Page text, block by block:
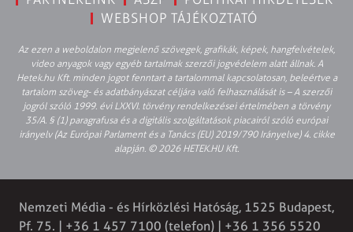
WEBSHOP TÁJÉKOZTATÓ
Az ezen a weboldalon megjelenő szövegek, grafikák, képek, hangfelvételek,
video anyagok vagy egyéb tartalmak szerzői jogvédelem alatt állnak. A
Hetek.hu Kft. minden jogot fenntart a tartalommal kapcsolatosan, beleértve a
tartalom szöveg- és adatbányászat céljára való felhasználását is – A szerzői
jogról szóló 1999. évi LXXVI. törvény rendelkezései értelmében a törvény
35/A. § (1) paragrafusa és a digitális szolgáltatások piacairól szóló európai
irányelv (Az Európai Parlament és a Tanács (EU) 2019/790 Irányelve) 4. cikke
alapján. © 2026 HETEK.HU Kft.
Nemzeti Média - és Hírközlési Hatóság, 1525 Budapest,
Pf. 75. | +36 1 457 7100 (telefon) | +36 1 356 5520